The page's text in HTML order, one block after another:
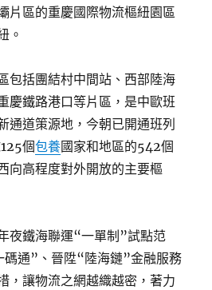
片區的重慶國際物流樞紐園區
。
包括團結村中間站、西部陸海
慶鐵路港口等片區，是中歐班
通道策源地，今朝已開通班列
個包養國家和地區的542個
向高程度對外開放的主要樞
夜鐵海聯運“一單制”試點范
碼通”、晉陞“陸海鏈”金融服務
，讓物流之網越織越密，著力